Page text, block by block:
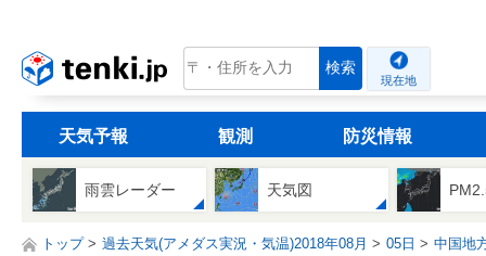
tenki.jp 検索
現在地
天気予報 観測 防災情報
雨雲レーダー 天気図
トップ 過去天気(アメダス実況・気温)2018年08月 05日 中国地